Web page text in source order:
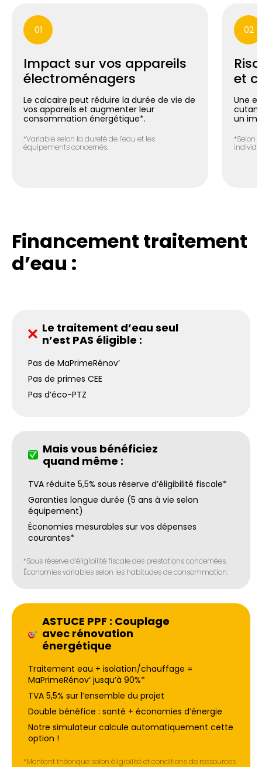
01
Impact sur vos appareils
électroménagers
Le calcaire peut réduire la durée de vie de
vos appareils et augmenter leur
consommation énergétique*.
*Variable selon la dureté de l’eau et les
équipements concernés.
02
et
Une
un
*Selon
Financement traitement
d’eau :
Le traitement d’eau seul
n’est PAS éligible :
Pas de MaPrimeRénov’
Pas de primes CEE
Pas d’éco-PTZ
Mais vous bénéficiez
quand même :
TVA réduite 5,5% sous réserve d’éligibilité fiscale*
Garanties longue durée (5 ans à vie selon
équipement)
Économies mesurables sur vos dépenses
courantes*
*Sous réserve d’éligibilité fiscale des prestations concernées.
Économies variables selon les habitudes de consommation.
ASTUCE PPF : Couplage
avec rénovation
énergétique
Traitement eau + isolation/chauffage =
MaPrimeRénov’ jusqu’à 90%*
TVA 5,5% sur l’ensemble du projet
Double bénéfice : santé + économies d’énergie
Notre simulateur calcule automatiquement cette
option !
*Montant théorique selon éligibilité et conditions de ressources